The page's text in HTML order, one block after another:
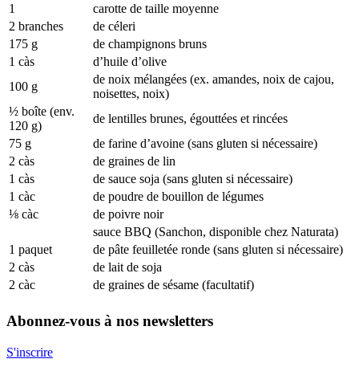
1
carotte de taille moyenne
2 branches
de céleri
175 g
de champignons bruns
1 càs
d’huile d’olive
100 g
de noix mélangées (ex. amandes, noix de cajou,
noisettes, noix)
½ boîte (env.
120 g)
de lentilles brunes, égouttées et rincées
75 g
de farine d’avoine (sans gluten si nécessaire)
2 càs
de graines de lin
1 càs
de sauce soja (sans gluten si nécessaire)
1 càc
de poudre de bouillon de légumes
⅛ càc
de poivre noir
sauce BBQ (Sanchon, disponible chez Naturata)
1 paquet
de pâte feuilletée ronde (sans gluten si nécessaire)
2 càs
de lait de soja
2 càc
de graines de sésame (facultatif)
Abonnez-vous à nos newsletters
S'inscrire